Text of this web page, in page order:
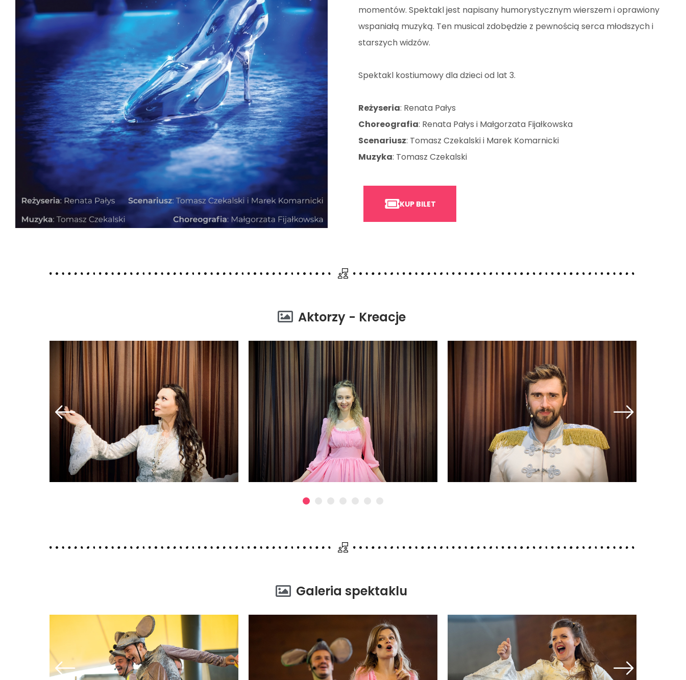
momentów. Spektakl jest napisany humorystycznym wierszem i oprawiony
wspaniałą muzyką. Ten musical zdobędzie z pewnością serca młodszych i
starszych widzów.
Spektakl kostiumowy dla dzieci od lat 3.
Reżyseria: Renata Pałys
Choreografia: Renata Pałys i Małgorzata Fijałkowska
Scenariusz: Tomasz Czekalski i Marek Komarnicki
Muzyka: Tomasz Czekalski
KUP BILET
Aktorzy - Kreacje
Galeria spektaklu